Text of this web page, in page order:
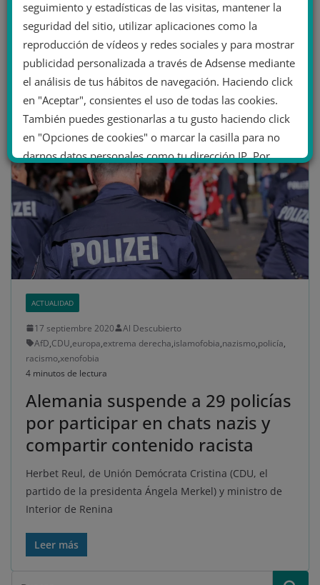
Ejército, la policía y la gendarmería piden en una carta
abierta
Leer más
ACTUALIDAD
17 septiembre 2020
Al Descubierto
AfD,CDU,europa,extrema derecha,islamofobia,nazismo,policía,
racismo,xenofobia
4 minutos de lectura
Alemania suspende a 29 policías
por participar en chats nazis y
compartir contenido racista
Herbet Reul, de Unión Demócrata Cristina (CDU, el
partido de la presidenta Ángela Merkel) y ministro de
Interior de Renina
Leer más
seguimiento y estadísticas de las visitas, mantener la
seguridad del sitio, utilizar aplicaciones como la
reproducción de vídeos y redes sociales y para mostrar
publicidad personalizada a través de Adsense mediante
el análisis de tus hábitos de navegación. Haciendo click
en "Aceptar", consientes el uso de todas las cookies.
También puedes gestionarlas a tu gusto haciendo click
en "Opciones de cookies" o marcar la casilla para no
darnos datos personales como tu dirección IP. Por
último, puedes leer nuestra Política de cookies.
No dar mi información personal
Opciones de cookies Aceptar cookies
Rechazar cookies